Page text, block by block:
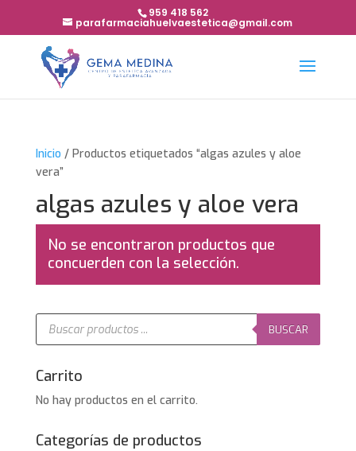
959 418 562
parafarmaciahuelvaestetica@gmail.com
Inicio / Productos etiquetados “algas azules y aloe
vera”
algas azules y aloe vera
No se encontraron productos que
concuerden con la selección.
Búsqueda
productos
BUSCAR
Carrito
No hay productos en el carrito.
Categorías de productos